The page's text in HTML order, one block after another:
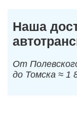
Наша
От
до Томска ≈ 1